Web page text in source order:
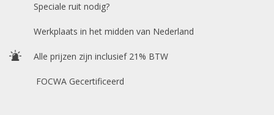
E-mailadres *
Speciale ruit nodig?
Werkplaats in het midden van Nederland
Alle prijzen zijn inclusief 21% BTW
FOCWA Gecertificeerd